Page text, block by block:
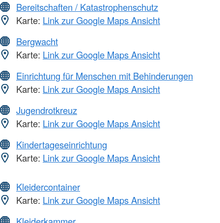
Bereitschaften / Katastrophenschutz
Karte: Link zur Google Maps Ansicht
Bergwacht
Karte: Link zur Google Maps Ansicht
Einrichtung für Menschen mit Behinderungen
Karte: Link zur Google Maps Ansicht
Jugendrotkreuz
Karte: Link zur Google Maps Ansicht
Kindertageseinrichtung
Karte: Link zur Google Maps Ansicht
Kleidercontainer
Karte: Link zur Google Maps Ansicht